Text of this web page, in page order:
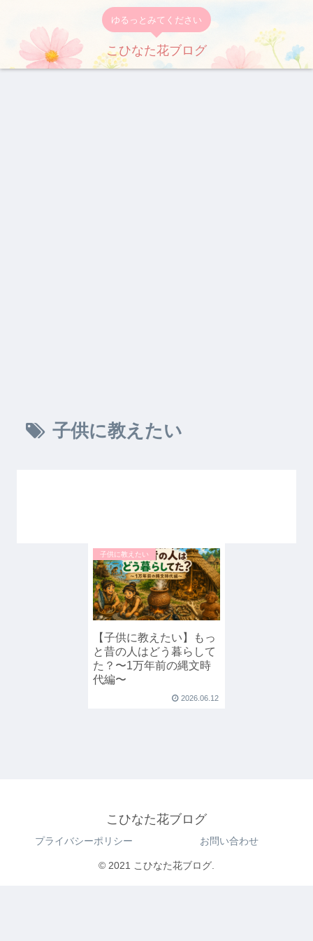
ゆるっとみてください
こひなた花ブログ
子供に教えたい
子供に教えたい
【子供に教えたい】もっ
と昔の人はどう暮らして
た？〜1万年前の縄文時
代編〜
2026.06.12
こひなた花ブログ
プライバシーポリシー お問い合わせ
© 2021 こひなた花ブログ.